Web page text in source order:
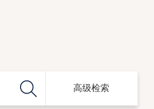
高级检索